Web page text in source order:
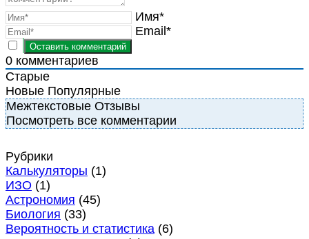
Имя*
Email*
0 комментариев
Старые
Новые Популярные
Межтекстовые Отзывы
Посмотреть все комментарии
Рубрики
Калькуляторы (1)
ИЗО (1)
Астрономия (45)
Биология (33)
Вероятность и статистика (6)